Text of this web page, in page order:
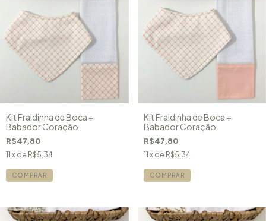
Kit Fraldinha de Boca +
Babador Coração
R$47,80
11 x de R$5,34
Kit Fraldinha de Boca +
Babador Coração
R$47,80
11 x de R$5,34